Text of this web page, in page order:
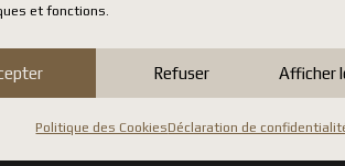
et fonctions.
Refuser Afficher
Politique des CookiesDéclaration de